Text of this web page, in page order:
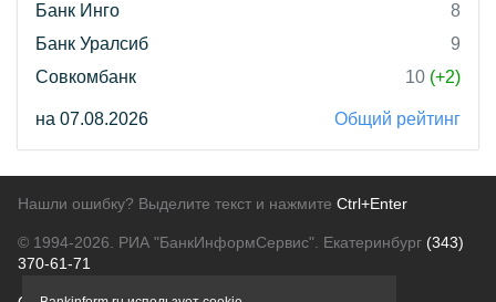
Банк Инго
8
Банк Уралсиб
9
Совкомбанк
10 (+2)
на 07.08.2026 Общий рейтинг
Нашли ошибку? Выделите текст и нажмите Ctrl+Enter
© 1994-2026. РИА "БанкИнформСервис". Екатеринбург (343)
370-61-71